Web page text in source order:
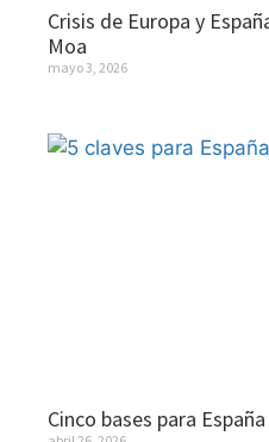
Crisis de Europa y
Moa
mayo 3, 2026
Cinco bases para